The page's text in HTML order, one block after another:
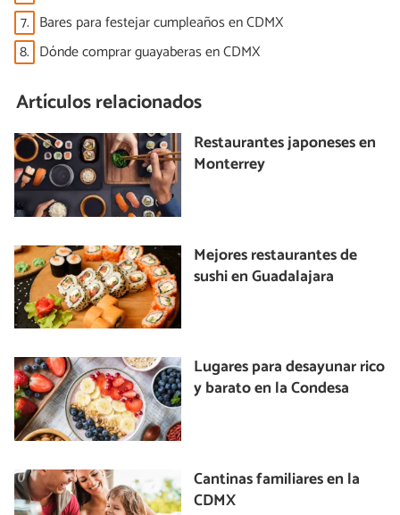
7. Bares para festejar cumpleaños en CDMX
8. Dónde comprar guayaberas en CDMX
Artículos relacionados
Restaurantes japoneses en
Monterrey
Mejores restaurantes de
sushi en Guadalajara
Lugares para desayunar rico
y barato en la Condesa
Cantinas familiares en la
CDMX